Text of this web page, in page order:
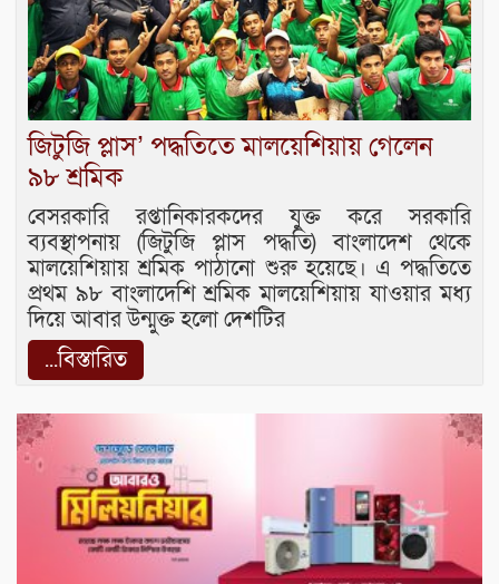
জিটুজি প্লাস’ পদ্ধতিতে মালয়েশিয়ায় গেলেন
৯৮ শ্রমিক
বেসরকারি রপ্তানিকারকদের যুক্ত করে সরকারি
ব্যবস্থাপনায় (জিটুজি প্লাস পদ্ধতি) বাংলাদেশ থেকে
মালয়েশিয়ায় শ্রমিক পাঠানো শুরু হয়েছে। এ পদ্ধতিতে
প্রথম ৯৮ বাংলাদেশি শ্রমিক মালয়েশিয়ায় যাওয়ার মধ্য
দিয়ে আবার উন্মুক্ত হলো দেশটির
...বিস্তারিত